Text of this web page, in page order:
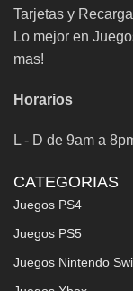
Tarjetas y
Lo mejor en
mas!
Horarios
L - D de 9am a
CATEGORIAS
Juegos PS4
Juegos PS5
Juegos Nintendo